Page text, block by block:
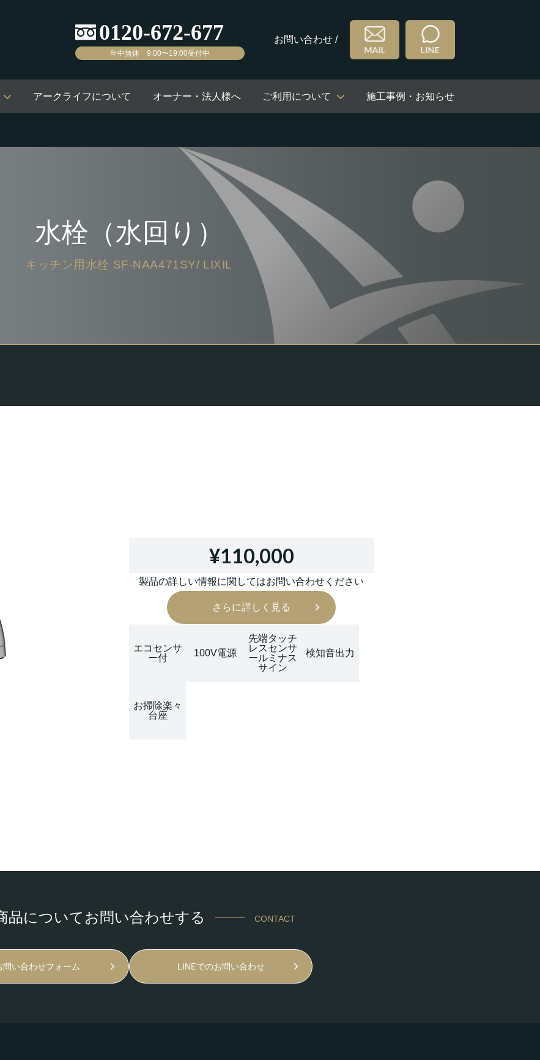
年中無休 9:00〜19:00受付中
お問い合わせ /
アークライフについて オーナー・法人様へ ご利用について 施工事例・お知らせ
水栓（水回り）
キッチン用水栓 SF-NAA471SY/ LIXIL
¥110,000
製品の詳しい情報に関してはお問い合わせください
さらに詳しく見る
エコセンサ
ー付
100V電源
先端タッチ
レスセンサ
ールミナス
サイン
検知音出力
お掃除楽々
台座
品についてお問い合わせする CONTACT
問い合わせフォーム LINEでのお問い合わせ